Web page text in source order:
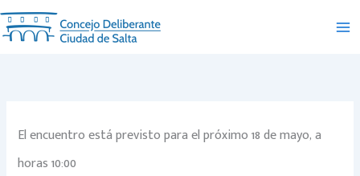
Ir
al
contenido
El encuentro está previsto para el próximo 18 de mayo, a
horas 10:00